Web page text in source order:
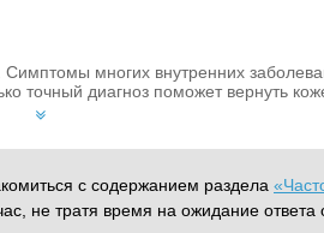
многих внутренних
точный диагноз поможет вернуть
с содержанием раздела
не тратя время на ожидание ответа